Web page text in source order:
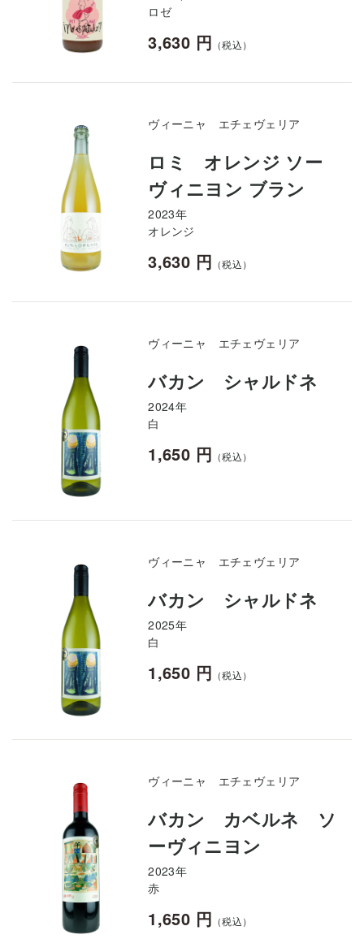
ロゼ
3,630 円 （税込）
ヴィーニャ エチェヴェリア
ロミ オレンジ ソー
ヴィニヨン ブラン
2023年
オレンジ
3,630 円 （税込）
ヴィーニャ エチェヴェリア
バカン シャルドネ
2024年
白
1,650 円 （税込）
ヴィーニャ エチェヴェリア
バカン シャルドネ
2025年
白
1,650 円 （税込）
ヴィーニャ エチェヴェリア
バカン カベルネ ソ
ーヴィニヨン
2023年
赤
1,650 円 （税込）